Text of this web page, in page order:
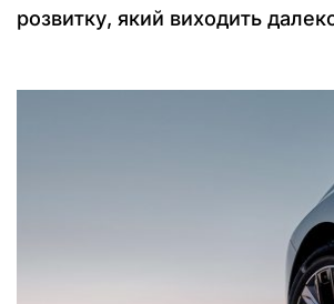
розвитку, який виходить